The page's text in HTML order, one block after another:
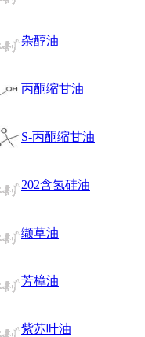
杂醇油
丙酮缩甘油
S-丙酮缩甘油
202含氢硅油
缬草油
芳樟油
紫苏叶油